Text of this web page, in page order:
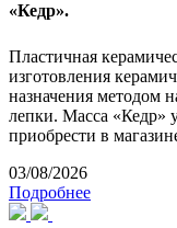
«Кедр».
Пластичная
изготовления
назначения методом
лепки. Масса «Кедр»
приобрести в
03/08/2026
Подробнее